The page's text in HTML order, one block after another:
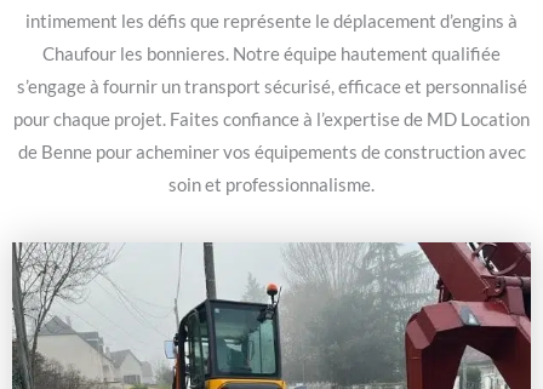
intimement les défis que représente le déplacement d’engins à
Chaufour les bonnieres. Notre équipe hautement qualifiée
s’engage à fournir un transport sécurisé, efficace et personnalisé
pour chaque projet. Faites confiance à l’expertise de MD Location
de Benne pour acheminer vos équipements de construction avec
soin et professionnalisme.